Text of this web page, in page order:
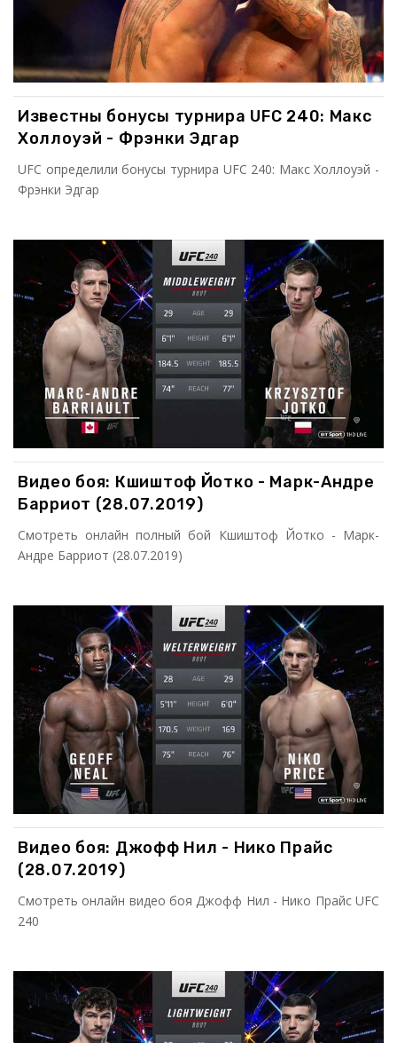
Известны бонусы турнира UFC 240: Макс
Холлоуэй - Фрэнки Эдгар
UFC определили бонусы турнира UFC 240: Макс Холлоуэй -
Фрэнки Эдгар
Видео боя: Кшиштоф Йотко - Марк-Андре
Барриот (28.07.2019)
Смотреть онлайн полный бой Кшиштоф Йотко - Марк-
Андре Барриот (28.07.2019)
Видео боя: Джофф Нил - Нико Прайс
(28.07.2019)
Смотреть онлайн видео боя Джофф Нил - Нико Прайс UFC
240